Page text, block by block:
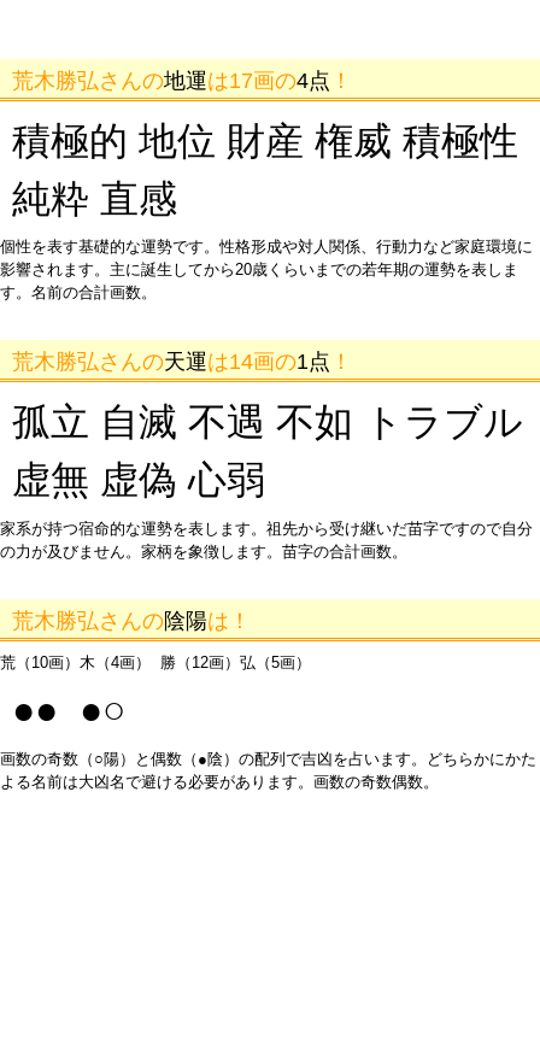
荒木勝弘さんの地運は17画の4点 ！
積極的 地位 財産 権威 積極性
純粋 直感
個性を表す基礎的な運勢です。性格形成や対人関係、行動力など家庭環境に
影響されます。主に誕生してから20歳くらいまでの若年期の運勢を表しま
す。名前の合計画数。
荒木勝弘さんの天運は14画の1点 ！
孤立 自滅 不遇 不如 トラブル
虚無 虚偽 心弱
家系が持つ宿命的な運勢を表します。祖先から受け継いだ苗字ですので自分
の力が及びません。家柄を象徴します。苗字の合計画数。
荒木勝弘さんの陰陽は！
荒（10画）木（4画） 勝（12画）弘（5画）
●● ●○
画数の奇数（○陽）と偶数（●陰）の配列で吉凶を占います。どちらかにかた
よる名前は大凶名で避ける必要があります。画数の奇数偶数。